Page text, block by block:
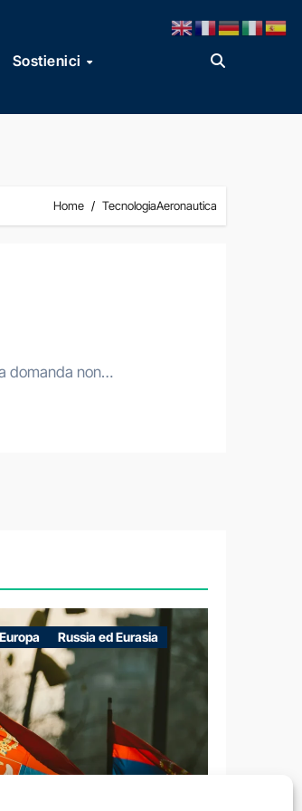
Sostienici
Home TecnologiaAeronautica
domanda non…
Europa Russia ed Eurasia